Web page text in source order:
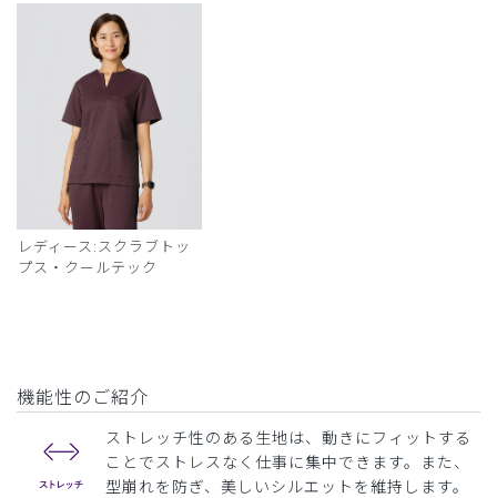
レディース:スクラブトッ
プス・クールテック
機能性のご紹介
ストレッチ性のある生地は、動きにフィットする
ことでストレスなく仕事に集中できます。また、
型崩れを防ぎ、美しいシルエットを維持します。